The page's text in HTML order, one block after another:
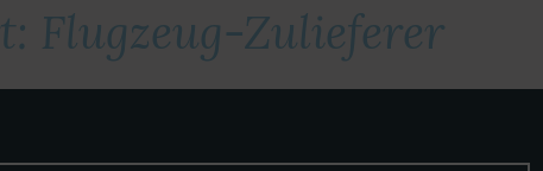
Flugzeug-Zulieferer